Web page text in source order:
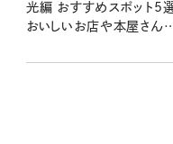
光編 おすすめスポット5選
おいしいお店や本屋さん
ガイド